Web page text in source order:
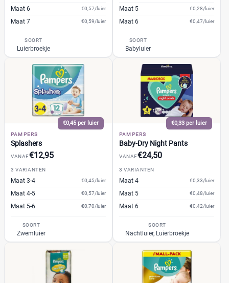
Geslacht
Jongen
Jongen en meisje
Meisje
Winkel Reset
Drogist
Etos
Kruidvat
Aldi
Boon's Markt (27)
Dekamarkt
+9 meer
Maat 6 €0,57/luier
Maat 7 €0,59/luier
SOORT
Luierbroekje
Maat 5 €0,28/luier
Maat 6 €0,47/luier
SOORT
Babyluier
€0,45 per luier
PAMPERS
Splashers
VANAF€12,95
3 VARIANTEN
Maat 3-4 €0,45/luier
Maat 4-5 €0,57/luier
Maat 5-6 €0,70/luier
SOORT
Zwemluier
€0,33 per luier
PAMPERS
Baby-Dry Night Pants
VANAF€24,50
3 VARIANTEN
Maat 4 €0,33/luier
Maat 5 €0,48/luier
Maat 6 €0,42/luier
SOORT
Nachtluier, Luierbroekje